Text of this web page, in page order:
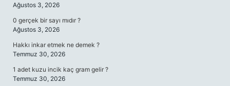
Ağustos 3, 2026
0 gerçek bir sayı mıdır ?
Ağustos 3, 2026
Hakkı inkar etmek ne demek ?
Temmuz 30, 2026
1 adet kuzu incik kaç gram gelir ?
Temmuz 30, 2026